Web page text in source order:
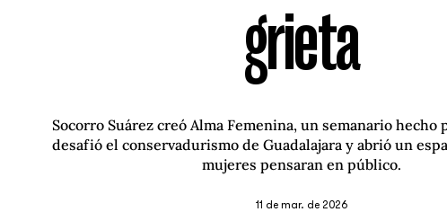
grieta
Socorro Suárez creó Alma Femenina, un semanario hecho
desafió el conservadurismo de Guadalajara y abrió un
mujeres pensaran en público.
11 de mar. de 2026